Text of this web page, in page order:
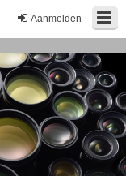
Aanmelden